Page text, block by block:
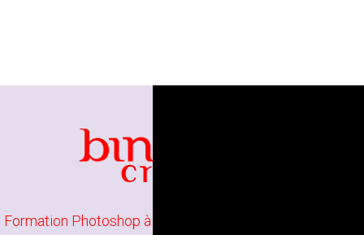
Formation Photoshop à Limoges